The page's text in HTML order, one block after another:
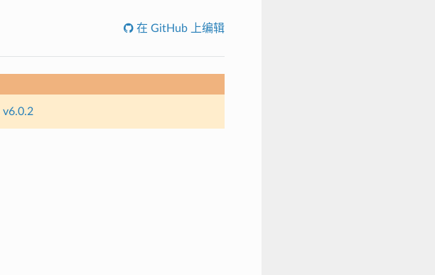
在 GitHub 上编辑
v6.0.2